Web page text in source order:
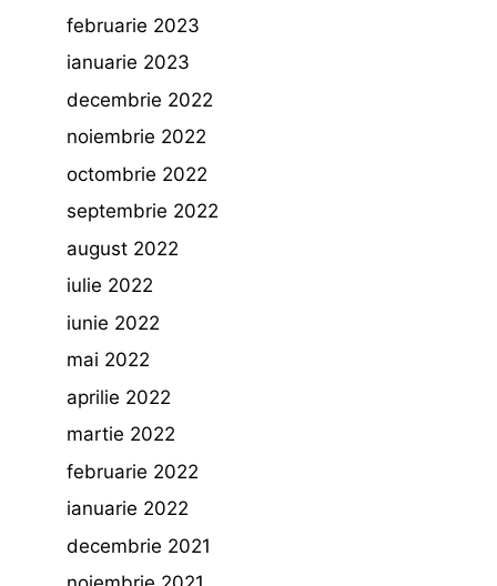
februarie 2023
ianuarie 2023
decembrie 2022
noiembrie 2022
octombrie 2022
septembrie 2022
august 2022
iulie 2022
iunie 2022
mai 2022
aprilie 2022
martie 2022
februarie 2022
ianuarie 2022
decembrie 2021